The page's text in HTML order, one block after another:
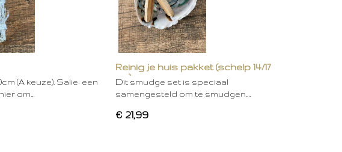
(A keuze). Salie: een
om…
Reinig je huis pakket (schelp 14/17
cm)
Dit smudge set is speciaal
samengesteld om te smudgen.…
€ 21,99